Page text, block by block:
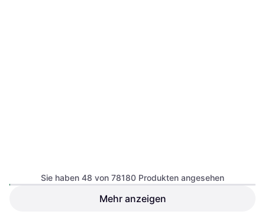
SP Connect Phone Case
Sie haben 48 von 78180 Produkten angesehen
Mehr anzeigen